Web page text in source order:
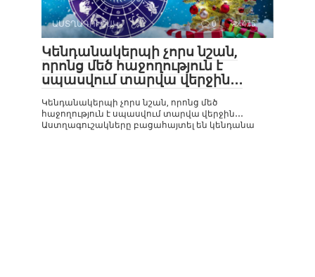
ԱՍՏՂԱԳՈՒՇԱԿ 0 475
Կենդանակերպի չորս նշան,
որոնց մեծ հաջողություն է
սպասվում տարվա վերջին․․․
Կենդանակերպի չորս նշան, որոնց մեծ
հաջողություն է սպասվում տարվա վերջին․․․
Աստղագուշակները բացահայտել են կենդանա